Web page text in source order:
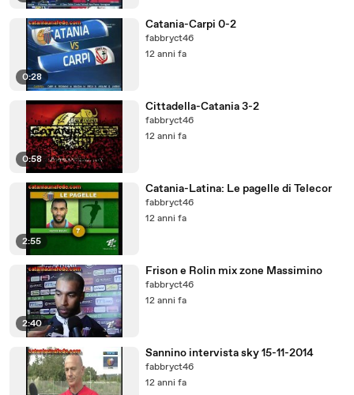
0:28
Catania-Carpi 0-2
fabbryct46
12 anni fa
0:58
Cittadella-Catania 3-2
fabbryct46
12 anni fa
2:55
Catania-Latina: Le pagelle di Telecor
fabbryct46
12 anni fa
2:40
Frison e Rolin mix zone Massimino
fabbryct46
12 anni fa
Sannino intervista sky 15-11-2014
fabbryct46
12 anni fa